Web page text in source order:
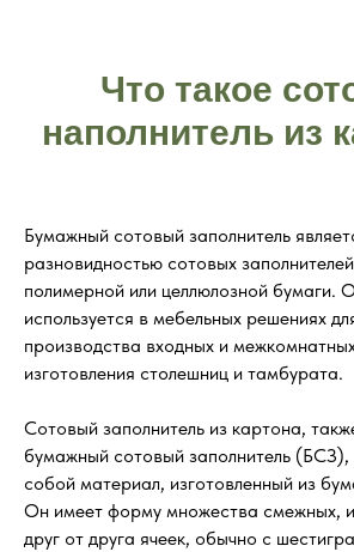
Что такое
наполнитель из
Бумажный сотовый заполнитель
разновидностью сотовых
полимерной или целлюлозной бумаги.
используется в мебельных решениях
производства входных и
изготовления столешниц и тамбурата.
Сотовый заполнитель из картона,
бумажный сотовый заполнитель (БСЗ),
собой материал, изготовленный из
Он имеет форму множества смежных,
друг от друга ячеек, обычно с